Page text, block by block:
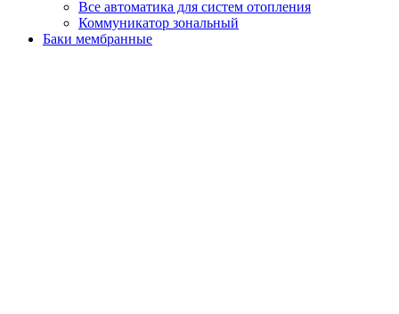
Все автоматика для систем отопления
Коммуникатор зональный
Баки мембранные